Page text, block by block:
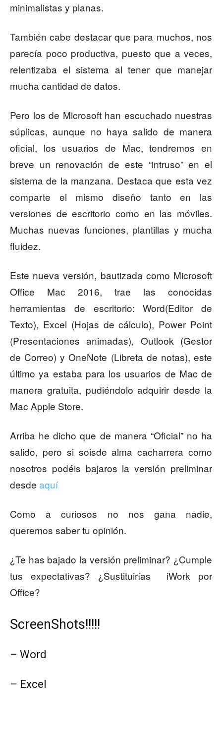
minimalistas y planas.
También cabe destacar que para muchos, nos
parecía poco productiva, puesto que a veces,
relentizaba el sistema al tener que manejar
mucha cantidad de datos.
Pero los de Microsoft han escuchado nuestras
súplicas, aunque no haya salido de manera
oficial, los usuarios de Mac, tendremos en
breve un renovación de este “intruso” en el
sistema de la manzana. Destaca que esta vez
comparte el mismo diseño tanto en las
versiones de escritorio como en las móviles.
Muchas nuevas funciones, plantillas y mucha
fluidez.
Este nueva versión, bautizada como Microsoft
Office Mac 2016, trae las conocidas
herramientas de escritorio: Word(Editor de
Texto), Excel (Hojas de cálculo), Power Point
(Presentaciones animadas), Outlook (Gestor
de Correo) y OneNote (Libreta de notas), este
último ya estaba para los usuarios de Mac de
manera gratuita, pudiéndolo adquirir desde la
Mac Apple Store.
Arriba he dicho que de manera “Oficial” no ha
salido, pero si soisde alma cacharrera como
nosotros podéis bajaros la versión preliminar
desde aquí
Como a curiosos no nos gana nadie,
queremos saber tu opinión.
¿Te has bajado la versión preliminar? ¿Cumple
tus expectativas? ¿Sustituirías iWork por
Office?
ScreenShots!!!!!
– Word
– Excel